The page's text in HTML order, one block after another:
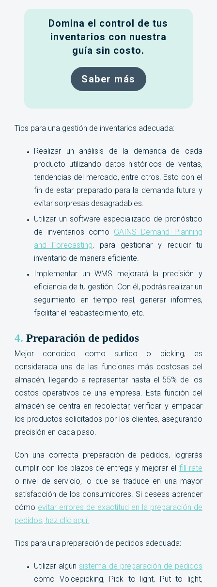
Domina el control de tus
inventarios con nuestra
guía sin costo.
Saber más
Tips para una gestión de inventarios adecuada:
Realizar un análisis de la demanda de cada
producto utilizando datos históricos de ventas,
tendencias del mercado, entre otros. Esto con el
fin de estar preparado para la demanda futura y
evitar sorpresas desagradables.
Utilizar un software especializado de pronóstico
de inventarios como GAINS Demand Planning
and Forecasting, para
gestionar y reducir tu
inventario de manera eficiente.
Implementar un WMS mejorará la precisión y
eficiencia de tu gestión. Con él, podrás realizar un
seguimiento en tiempo real, generar informes,
facilitar el reabastecimiento, etc.
4. Preparación de pedidos
Mejor conocido como surtido o picking, es
considerada una de las funciones más costosas del
almacén, llegando a representar hasta el 55% de los
costos operativos de una empresa. Esta función del
almacén se centra en recolectar, verificar y empacar
los productos solicitados por los clientes, asegurando
precisión en cada paso.
Con una correcta preparación de pedidos, lograrás
cumplir con los plazos de entrega y mejorar el fill rate
o nivel de servicio, lo que se traduce en una mayor
satisfacción de los consumidores. Si deseas aprender
cómo evitar errores de exactitud en la preparación de
pedidos, haz clic aquí.
Tips para una preparación de pedidos adecuada:
Utilizar algún sistema de preparación de pedidos
como Voicepicking, Pick to light, Put to light,